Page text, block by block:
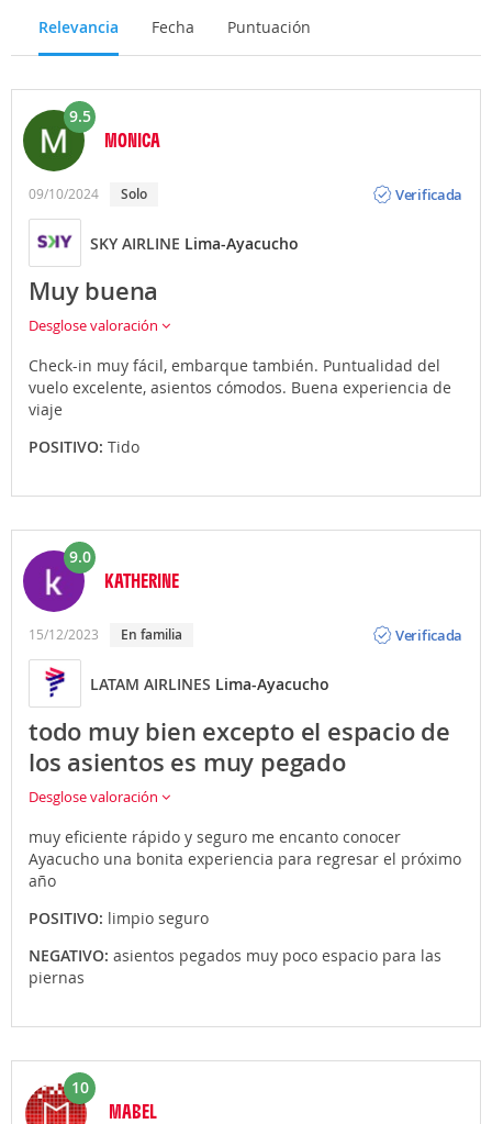
Relevancia Fecha Puntuación
9.5
MONICA
09/10/2024 Solo
Verificada
SKY AIRLINE Lima-Ayacucho
Muy buena
Desglose valoración
Check-in muy fácil, embarque también. Puntualidad del
vuelo excelente, asientos cómodos. Buena experiencia de
viaje
POSITIVO: Tido
9.0
KATHERINE
15/12/2023 En familia
Verificada
LATAM AIRLINES Lima-Ayacucho
todo muy bien excepto el espacio de
los asientos es muy pegado
Desglose valoración
muy eficiente rápido y seguro me encanto conocer
Ayacucho una bonita experiencia para regresar el próximo
año
POSITIVO: limpio seguro
NEGATIVO: asientos pegados muy poco espacio para las
piernas
10
MABEL